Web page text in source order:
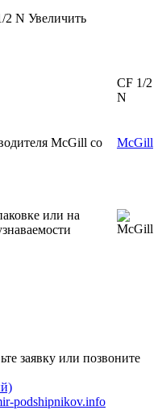
Увеличить
CF 1/2
N
McGill со
McGill
или на
заявку или позвоните
podshipnikov.info